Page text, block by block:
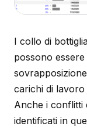
I collo di
possono
carichi di
Anche i conflitti
identificati in